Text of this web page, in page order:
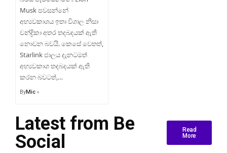
Musk පවසන්නේ
අභ්‍යවකාශය ඉතා විශාල නිසා
චන්ද්‍රිකා අතර තදබදයක් ඇති
නොවන බවයි. කෙසේ වෙතත්,
Starlink ජාලය දැනටමත්
අභ්‍යවකාශ තදබදයක් ඇති
කරන බවටත්,…
ByMic
Latest from Be
Social
Read
More